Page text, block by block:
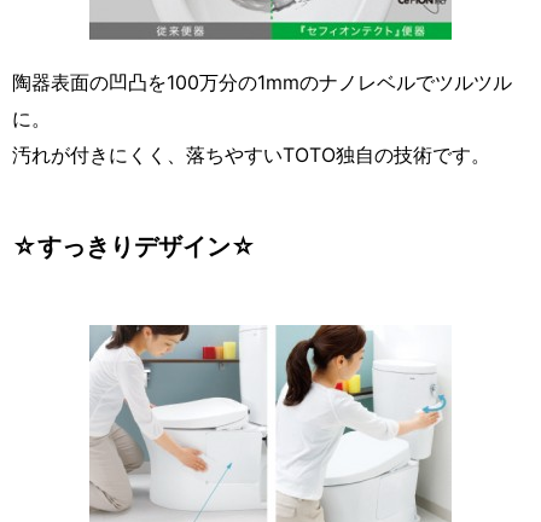
陶器表面の凹凸を100万分の1mmのナノレベルでツルツル
に。
汚れが付きにくく、落ちやすいTOTO独自の技術です。
☆すっきりデザイン☆